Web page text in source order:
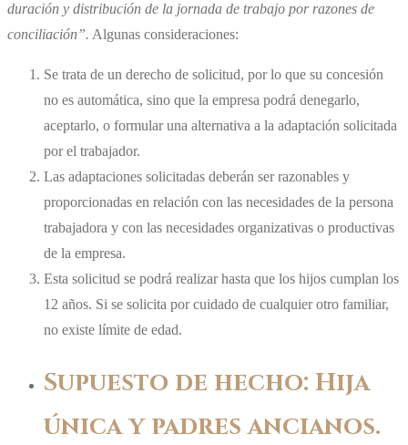
duración y distribución de la jornada de trabajo por razones de
conciliación”. Algunas consideraciones:
Se trata de un derecho de solicitud, por lo que su concesión
no es automática, sino que la empresa podrá denegarlo,
aceptarlo, o formular una alternativa a la adaptación solicitada
por el trabajador.
Las adaptaciones solicitadas deberán ser razonables y
proporcionadas en relación con las necesidades de la persona
trabajadora y con las necesidades organizativas o productivas
de la empresa.
Esta solicitud se podrá realizar hasta que los hijos cumplan los
12 años. Si se solicita por cuidado de cualquier otro familiar,
no existe límite de edad.
Supuesto de hecho: Hija
única y padres ancianos.